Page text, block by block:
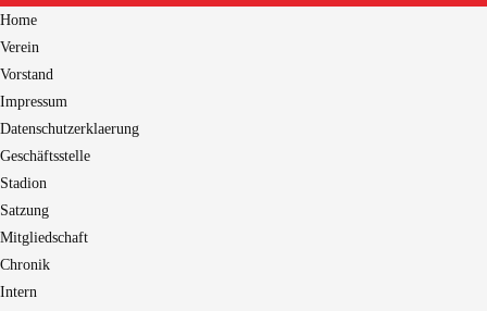
Home
Verein
Vorstand
Impressum
Datenschutzerklaerung
Geschäftsstelle
Stadion
Satzung
Mitgliedschaft
Chronik
Intern